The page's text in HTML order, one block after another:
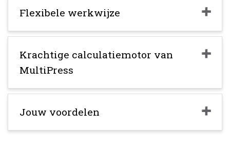
Flexibele werkwijze
Krachtige calculatiemotor van
MultiPress
Jouw voordelen